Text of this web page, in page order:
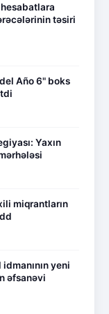
təsiri
Año 6" boks
Yaxın
miqrantların
yeni
əfsanəvi